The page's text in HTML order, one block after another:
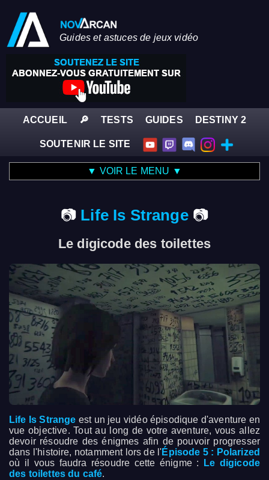
Guides et astuces de jeux vidéo
ACCUEIL 🔎 TESTS GUIDES DESTINY 2
SOUTENIR LE SITE
▼ VOIR LE MENU ▼
Life Is Strange
Le digicode des toilettes
Life Is Strange est un jeu vidéo épisodique d'aventure en
vue objective. Tout au long de votre aventure, vous allez
devoir résoudre des énigmes afin de pouvoir progresser
dans l'histoire, notamment lors de l'Épisode 5 : Polarized
où il vous faudra résoudre cette énigme :
Le digicode
des toilettes du café.